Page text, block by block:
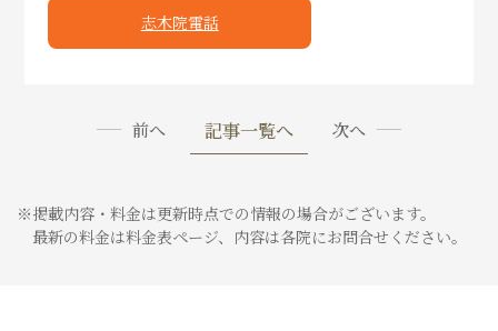
志木院電話
前へ 記事一覧へ 次へ
※掲載内容・料金は更新時点での情報の場合がございます。
最新の料金は料金表ページ、内容は各院にお問合せください。